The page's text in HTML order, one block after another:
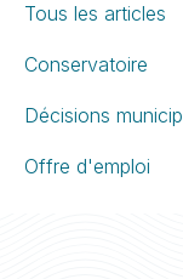
Tous les articles
Conservatoire
Décisions
Offre d'emploi